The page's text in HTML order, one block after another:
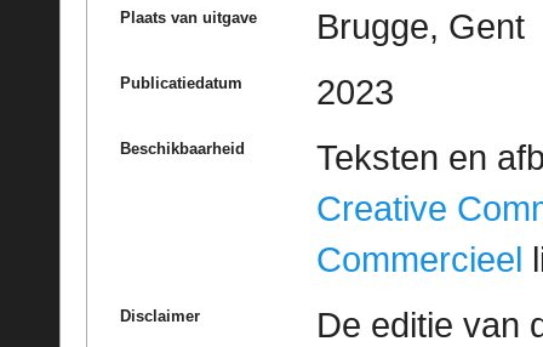
Plaats van uitgave Brugge, Gent
Publicatiedatum 2023
Beschikbaarheid
Teksten en
Creative
Commercieel
Disclaimer
De editie van